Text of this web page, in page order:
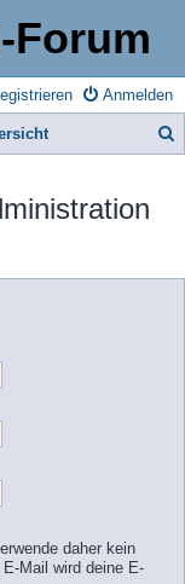
Forum
Anmelden
daher kein
Mail wird deine E-